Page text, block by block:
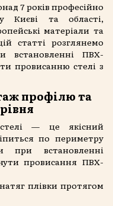
7 років професійно
Києві та області,
матеріали та
статті розглянемо
встановленні ПВХ-
провисанню стелі з
профілю та
— це якісний
по периметру
плівки протягом